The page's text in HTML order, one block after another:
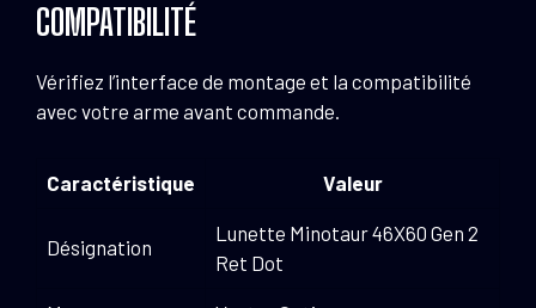
COMPATIBILITÉ
Vérifiez l’interface de montage et la compatibilité
avec votre arme avant commande.
Caractéristique Valeur
Désignation
Lunette Minotaur 46X60 Gen 2
Ret Dot